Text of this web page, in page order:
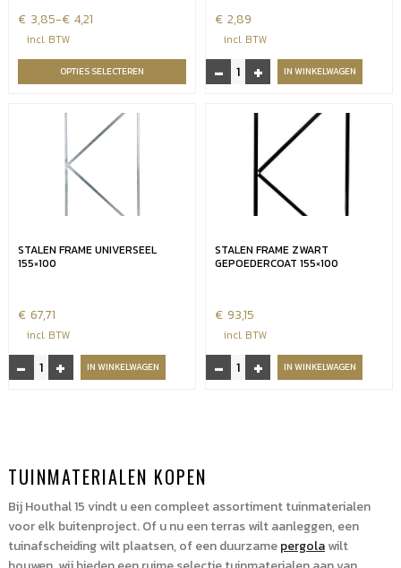
€ 3,85-€ 4,21
Prijsklasse:
€3,85
tot
incl. BTW
OPTIES SELECTEREN
€ 2,89
incl. BTW
-
Draadstangen
M14
+ IN WINKELWAGEN
STALEN FRAME UNIVERSEEL
155×100
€ 67,71
incl. BTW
-
Stalen
frame
+ IN WINKELWAGEN
STALEN FRAME ZWART
GEPOEDERCOAT 155×100
€ 93,15
incl. BTW
-
Stalen
frame
+ IN WINKELWAGEN
TUINMATERIALEN KOPEN
Bij Houthal 15 vindt u een compleet assortiment tuinmaterialen
voor elk buitenproject. Of u nu een terras wilt aanleggen, een
tuinafscheiding wilt plaatsen, of een duurzamepergolawilt